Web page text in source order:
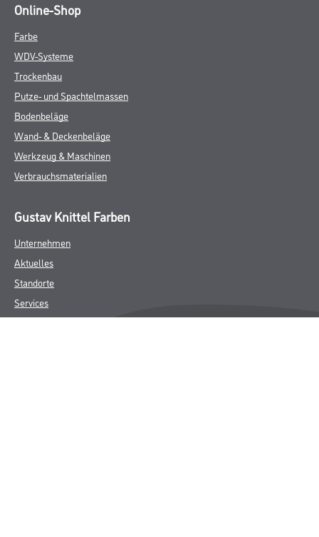
Online-Shop
Farbe
WDV-Systeme
Trockenbau
Putze- und Spachtelmassen
Bodenbeläge
Wand- & Deckenbeläge
Werkzeug & Maschinen
Verbrauchsmaterialien
Gustav Knittel Farben
Unternehmen
Aktuelles
Standorte
Services